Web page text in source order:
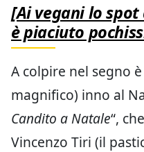
[Ai vegani lo
è piaciuto
A colpire nel segno
magnifico) inno al
Candito a Natale“,
Vincenzo Tiri (il